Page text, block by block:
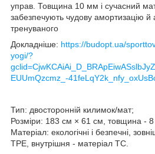
управ. Товщина 10 мм і сучасний
забезпечують чудову амортизацію й
тренуваного
Докладніше: https://budopt.ua/
yogi/?
EUUmQzcmz_-
Тип: двосторонній килимок/мат;
Розміри: 183 см × 61 см, товщина -
Матеріал: екологічні і безпечні,
TPE, внутрішня - матеріал TC.